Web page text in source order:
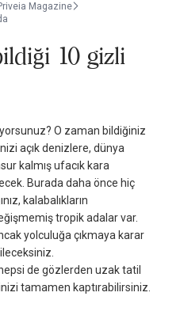
Magazine
10 gizli
O zaman bildiğiniz
açık denizlere, dünya
kalmış ufacık kara
Burada daha önce hiç
kalabalıkların
tropik adalar var.
yolculuğa çıkmaya karar
de gözlerden uzak tatil
tamamen kaptırabilirsiniz.